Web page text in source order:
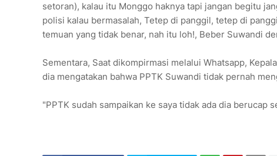
setoran), kalau itu Monggo haknya tapi jangan begitu
polisi kalau bermasalah, Tetep di panggil, tetep di
temuan yang tidak benar, nah itu loh!, Beber Suwandi
Sementara, Saat dikompirmasi melalui Whatsapp,
dia mengatakan bahwa PPTK Suwandi tidak pernah
"PPTK sudah sampaikan ke saya tidak ada dia berucap